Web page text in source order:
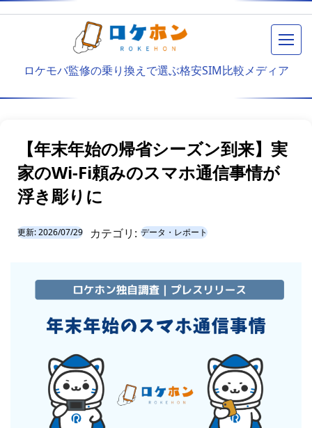
メニ
ロケモバ監修の乗り換えで選ぶ格安SIM比較メディア
【年末年始の帰省シーズン到来】実
家のWi-Fi頼みのスマホ通信事情が
浮き彫りに
更新:2026/07/29 カテゴリ: データ・レポート